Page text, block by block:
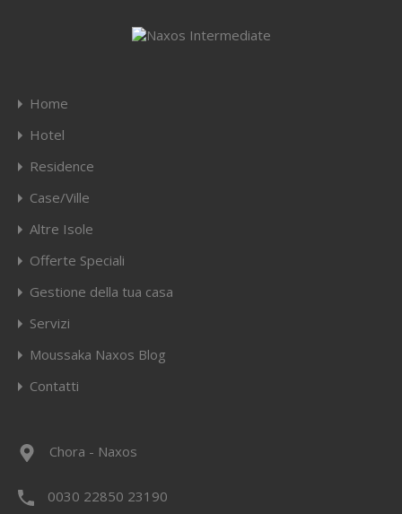
Home
Hotel
Residence
Case/Ville
Altre Isole
Offerte Speciali
Gestione della tua casa
Servizi
Moussaka Naxos Blog
Contatti
Chora - Naxos
0030 22850 23190